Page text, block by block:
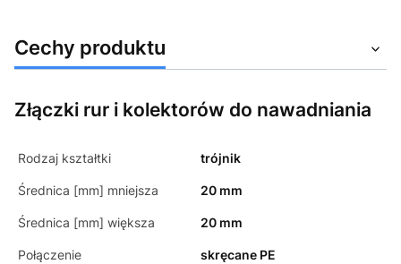
Cechy produktu
Złączki rur i kolektorów do nawadniania
Rodzaj kształtki trójnik
Średnica [mm] mniejsza 20 mm
Średnica [mm] większa 20 mm
Połączenie skręcane PE